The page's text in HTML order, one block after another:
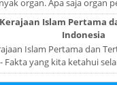
organ. Apa saja organ
pada manusia ?
sistem p...
Kerajaan Islam Pertama
Indonesia
Islam Pertama dan
- Fakta yang kita ketahui
Samudera Pasai